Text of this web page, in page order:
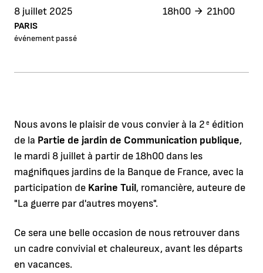
8 juillet 2025 18h00 21h00
PARIS
événement passé
Nous avons le plaisir de vous convier à la 2 e édition
de la Partie de jardin de Communication publique,
le mardi 8 juillet à partir de 18h00 dans les
magnifiques jardins de la Banque de France, avec la
participation de Karine Tuil, romancière, auteure de
"La guerre par d'autres moyens".
Ce sera une belle occasion de nous retrouver dans
un cadre convivial et chaleureux, avant les départs
en vacances.